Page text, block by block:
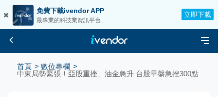
免費下載ivendor APP
最專業的科技業資訊平台
立即下載
首頁
數位專欄
中東局勢緊張！亞股重挫、油金急升 台股早盤急挫300點